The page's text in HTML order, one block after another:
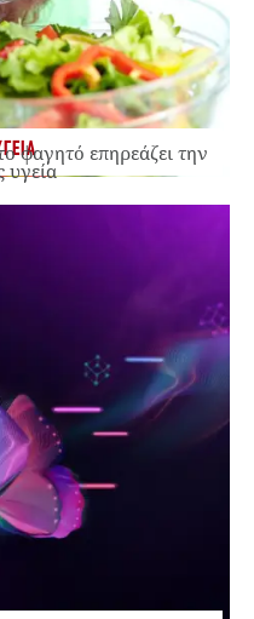
φαγητό επηρεάζει την
υγεία